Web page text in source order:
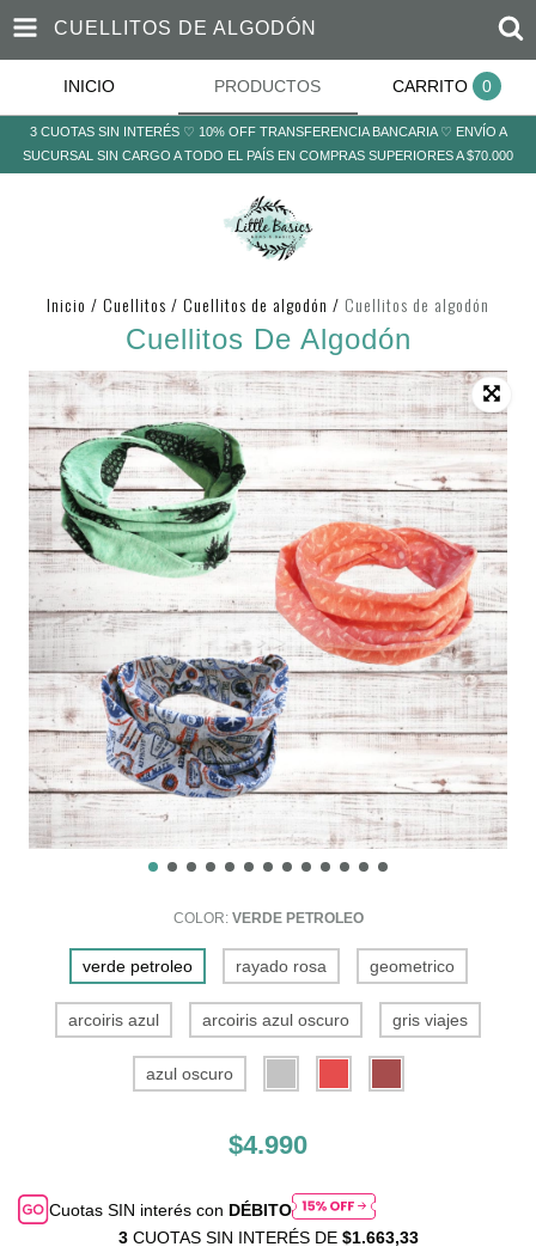
CUELLITOS DE ALGODÓN
INICIO PRODUCTOS CARRITO 0
3 CUOTAS SIN INTERÉS ♡ 10% OFF TRANSFERENCIA BANCARIA ♡ ENVÍO A
SUCURSAL SIN CARGO A TODO EL PAÍS EN COMPRAS SUPERIORES A $70.000
Inicio / Cuellitos / Cuellitos de algodón / Cuellitos de algodón
Cuellitos De Algodón
COLOR: VERDE PETROLEO
verde petroleo rayado rosa geometrico
arcoiris azul arcoiris azul oscuro gris viajes
azul oscuro
$4.990
Cuotas SIN interés con DÉBITO
3CUOTAS SIN INTERÉS DE $1.663,33